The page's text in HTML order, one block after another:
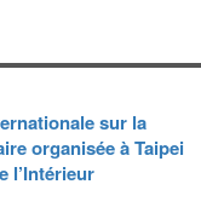
sur la
organisée à Taipei
l’Intérieur